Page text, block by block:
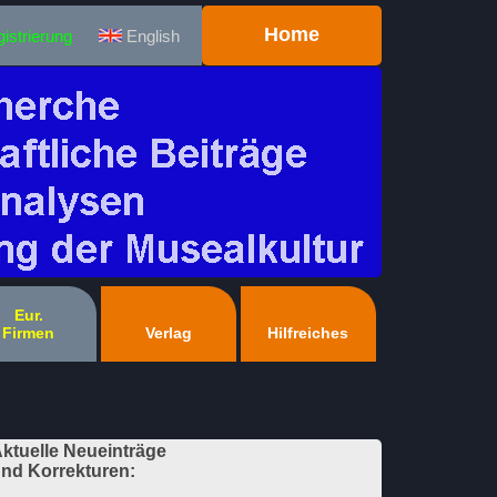
English Home
Eur.
Firmen
Verlag Hilfreiches
Neueinträge
Korrekturen: